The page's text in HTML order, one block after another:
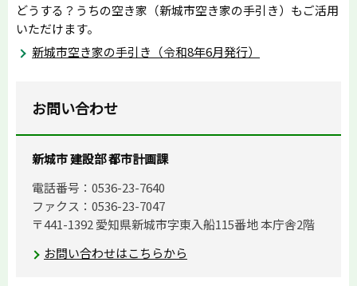
どうする？うちの空き家（新城市空き家の手引き）もご活用
いただけます。
新城市空き家の手引き（令和8年6月発行）
お問い合わせ
新城市 建設部 都市計画課
電話番号：0536-23-7640
ファクス：0536-23-7047
〒441-1392 愛知県新城市字東入船115番地 本庁舎2階
お問い合わせはこちらから